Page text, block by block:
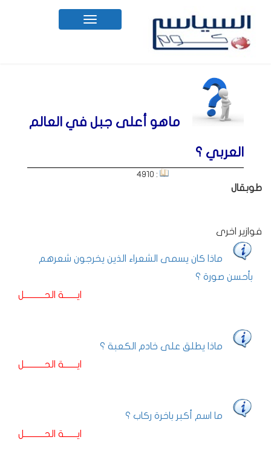
Toggle
navigation
ماهو أعلى جبل في العالم
العربي ؟
: 4910
طوبقال
فوازير اخرى
ماذا كان يسمى الشعراء الذين يخرجون شعرهم
بأحسن صورة ؟
ايـــــــة الحـــــــــــل
ماذا يطلق على خادم الكعبة ؟
ايـــــــة الحـــــــــــل
ما اسم أكبر باخرة ركاب ؟
ايـــــــة الحـــــــــــل